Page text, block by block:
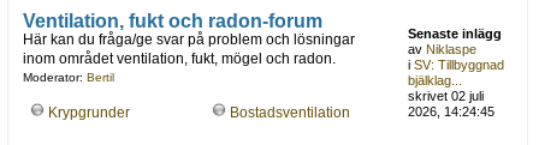
Ventilation, fukt och radon-forum
Här kan du fråga/ge svar på problem och lösningar
inom området ventilation, fukt, mögel och radon.
Moderator: Bertil
Krypgrunder Bostadsventilation
Senaste inlägg
avNiklaspe
iSV: Tillbyggnad
bjälklag...
skrivet 02 juli
2026, 14:24:45